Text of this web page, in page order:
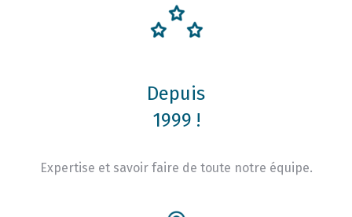
Depuis
1999 !
Expertise et savoir faire de toute notre équipe.